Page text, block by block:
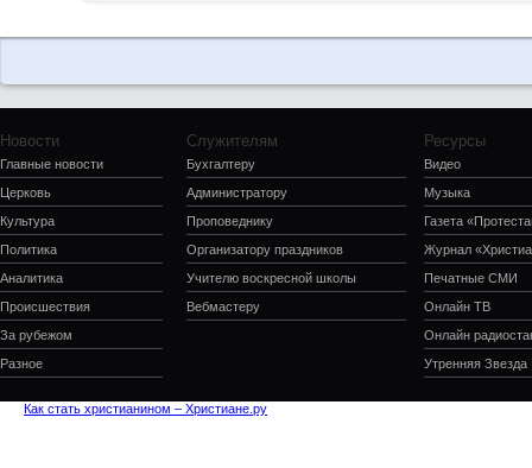
Новости
Главные новости
Церковь
Культура
Политика
Аналитика
Происшествия
За рубежом
Разное
Служителям
Бухгалтеру
Администратору
Проповеднику
Организатору праздников
Учителю воскресной школы
Вебмастеру
Ресурсы
Видео
Музыка
Газета
Журнал
Печатные СМИ
Онлайн ТВ
Онлайн
Утренняя Звезда
Как стать христианином – Христиане.ру